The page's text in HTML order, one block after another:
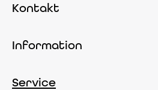
Kontakt
Information
Service